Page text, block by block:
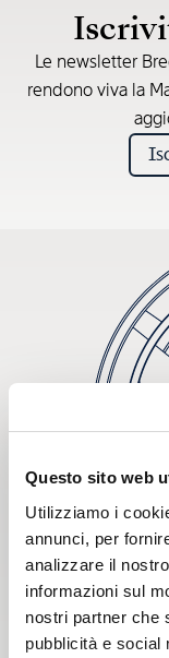
Questo sito web
Utilizziamo i
annunci, per
analizzare il
informazioni sul
nostri partner che
pubblicità e social
Le newsletter
rendono viva la